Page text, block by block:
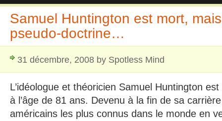
Samuel Huntington est mort,
pseudo-doctrine…
31 décembre, 2008 by Spotless Mind
L’idéologue et théoricien Samuel Huntington
à l’âge de 81 ans. Devenu à la fin de sa
américains les plus connus dans le monde en